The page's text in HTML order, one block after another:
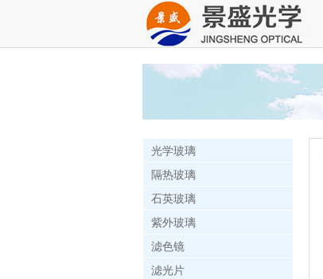
光学玻璃
隔热玻璃
石英玻璃
紫外玻璃
滤色镜
滤光片